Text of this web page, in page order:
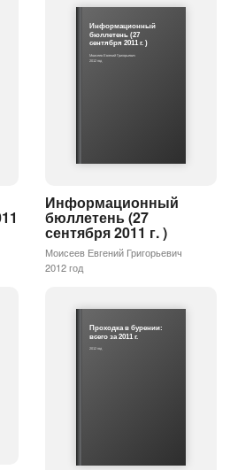
Информационный
бюллетень (27
сентября 2011 г. )
Моисеев Евгений Григорьевич
2012 год
Информационный
бюллетень (27
сентября 2011 г. )
Моисеев Евгений Григорьевич
2012 год
Проходка в бурении:
всего за 2011 г.
2012 год